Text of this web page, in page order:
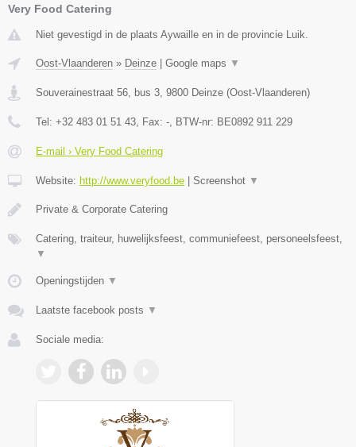
Very Food Catering
Niet gevestigd in de plaats Aywaille en in de provincie Luik.
Oost-Vlaanderen » Deinze Google maps ▼
Souverainestraat 56, bus 3, 9800 Deinze (Oost-Vlaanderen)
Tel: +32 483 01 51 43, Fax: -, BTW-nr: BE0892 911 229
E-mail › Very Food Catering
Website: http://www.veryfood.be Screenshot ▼
Private & Corporate Catering
Catering, traiteur, huwelijksfeest, communiefeest, personeelsfeest,
▼
Openingstijden ▼
Laatste facebook posts ▼
Sociale media: